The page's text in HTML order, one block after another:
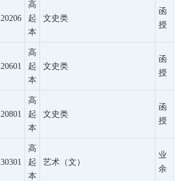
高
起
本
文史类
函
授
高
起
本
文史类
函
授
高
起
本
文史类
函
授
高
起
本
艺术（文）
业
余